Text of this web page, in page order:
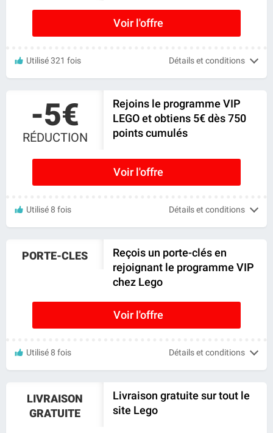
Voir l'offre
Utilisé 321 fois Détails et conditions
-5€
RÉDUCTION
Rejoins le programme VIP
LEGO et obtiens 5€ dès 750
points cumulés
Voir l'offre
Utilisé 8 fois Détails et conditions
PORTE-CLES
Reçois un porte-clés en
rejoignant le programme VIP
chez Lego
Voir l'offre
Utilisé 8 fois Détails et conditions
LIVRAISON
GRATUITE
Livraison gratuite sur tout le
site Lego